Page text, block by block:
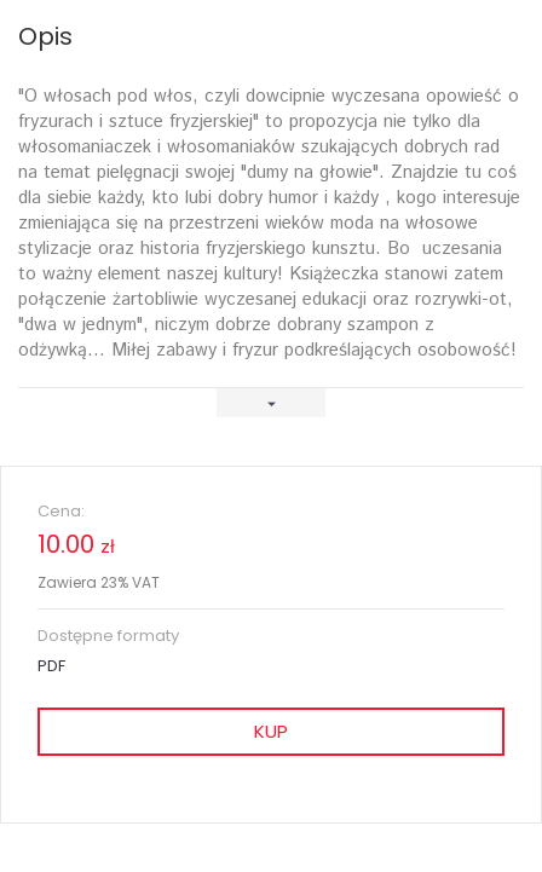
Opis
"O włosach pod włos, czyli dowcipnie wyczesana opowieść o
fryzurach i sztuce fryzjerskiej" to propozycja nie tylko dla
włosomaniaczek i włosomaniaków szukających dobrych rad
na temat pielęgnacji swojej "dumy na głowie". Znajdzie tu coś
dla siebie każdy, kto lubi dobry humor i każdy , kogo interesuje
zmieniająca się na przestrzeni wieków moda na włosowe
stylizacje oraz historia fryzjerskiego kunsztu. Bo uczesania
to ważny element naszej kultury! Książeczka stanowi zatem
połączenie żartobliwie wyczesanej edukacji oraz rozrywki-ot,
"dwa w jednym", niczym dobrze dobrany szampon z
odżywką... Miłej zabawy i fryzur podkreślających osobowość!
Cena:
10.00 zł
Zawiera 23% VAT
Dostępne formaty
PDF
KUP